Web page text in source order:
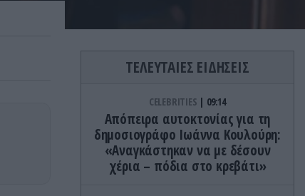
ΤΕΛΕΥΤΑΙΕΣ ΕΙΔΗΣΕΙΣ
CELEBRITIES 09:14
Απόπειρα αυτοκτονίας για τη
δημοσιογράφο Ιωάννα Κουλούρη:
«Αναγκάστηκαν να με δέσουν
χέρια – πόδια στο κρεβάτι»